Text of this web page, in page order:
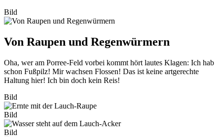
Bild
Von Raupen und Regenwürmern
Oha, wer am Porree-Feld vorbei kommt hört lautes Klagen: Ich hab
schon Fußpilz! Mir wachsen Flossen! Das ist keine artgerechte
Haltung hier! Ich bin doch kein Reis!
Bild
Bild
Bild